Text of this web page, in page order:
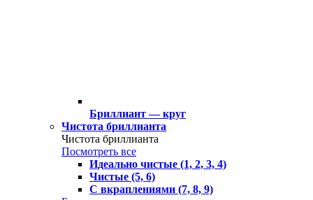
Бриллиант — круг
Чистота бриллианта
Чистота бриллианта
Посмотреть все
Идеально чистые (1, 2, 3, 4)
Чистые (5, 6)
С вкраплениями (7, 8, 9)